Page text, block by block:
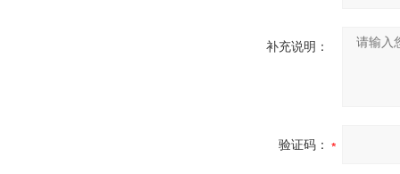
补充说明：
验证码：